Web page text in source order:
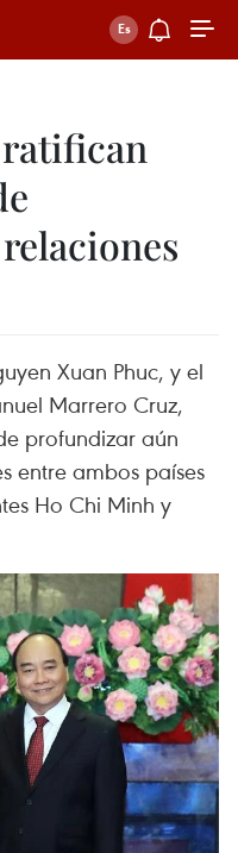
Xuan Phuc, y el
Marrero Cruz,
profundizar aún
entre ambos países
Ho Chi Minh y